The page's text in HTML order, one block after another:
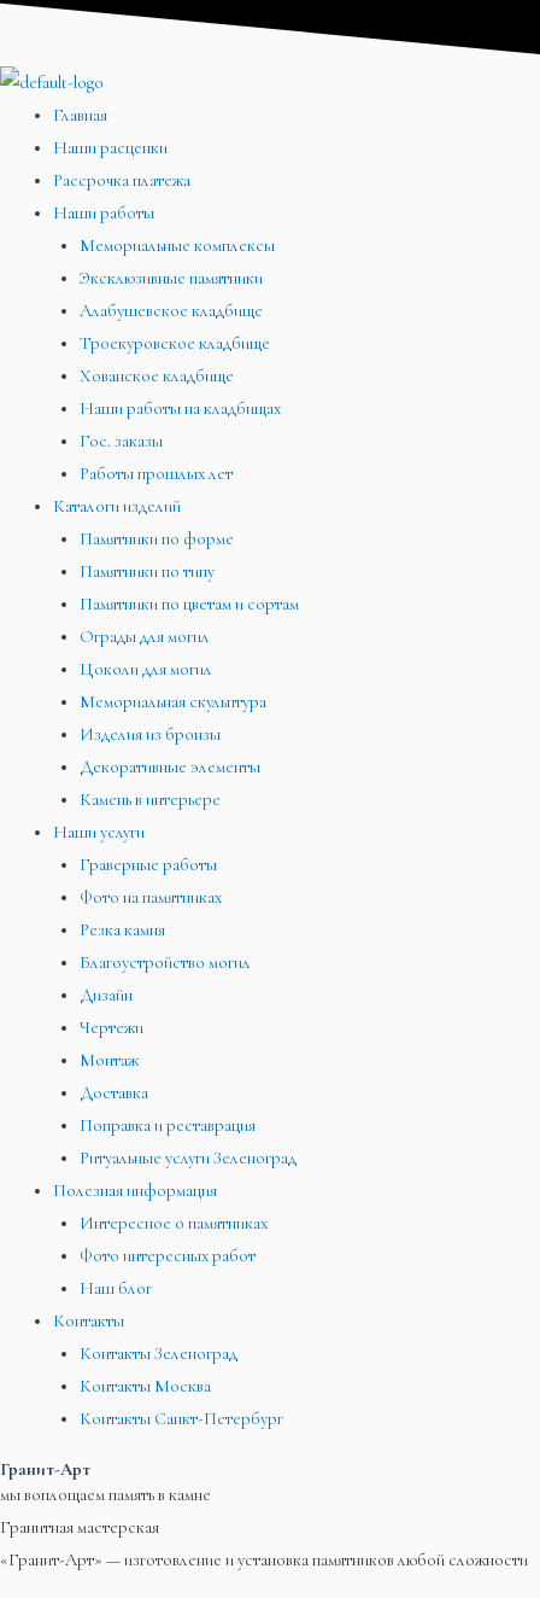
Перейти
содержимому
Главная
Наши расценки
Рассрочка платежа
Наши работы
Мемориальные комплексы
Эксклюзивные памятники
Алабушевское кладбище
Троекуровское кладбище
Хованское кладбище
Наши работы на кладбищах
Гос. заказы
Работы прошлых лет
Каталоги изделий
Памятники по форме
Памятники по типу
Памятники по цветам и сортам
Ограды для могил
Цоколи для могил
Мемориальная скульптура
Изделия из бронзы
Декоративные элементы
Камень в интерьере
Наши услуги
Граверные работы
Фото на памятниках
Резка камня
Благоустройство могил
Дизайн
Чертежи
Монтаж
Доставка
Поправка и реставрация
Ритуальные услуги Зеленоград
Полезная информация
Интересное о памятниках
Фото интересных работ
Наш блог
Контакты
Контакты Зеленоград
Контакты Москва
Контакты Санкт-Петербург
Гранит-Арт
мы воплощаем память в камне
Гранитная мастерская
«Гранит-Арт» — изготовление и установка памятников любой сложности